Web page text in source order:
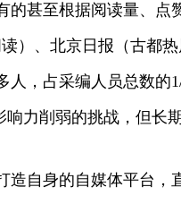
甚至根据阅读量、
）、北京日报（古都
，占采编人员总数
力削弱的挑战，但长
自身的自媒体平台，